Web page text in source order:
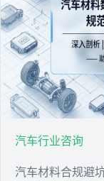
汽车行业咨询
汽车材料合规避